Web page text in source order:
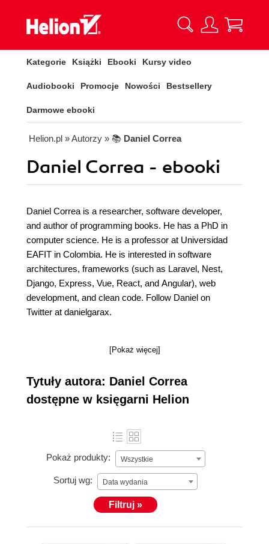
Kategorie Książki Ebooki Kursy video
Audiobooki Promocje Nowości Bestsellery
Darmowe ebooki
Helion.pl » Autorzy » 📚 Daniel Correa
Daniel Correa - ebooki
Daniel Correa is a researcher, software developer,
and author of programming books. He has a PhD in
computer science. He is a professor at Universidad
EAFIT in Colombia. He is interested in software
architectures, frameworks (such as Laravel, Nest,
Django, Express, Vue, React, and Angular), web
development, and clean code. Follow Daniel on
Twitter at danielgarax.
[Pokaż więcej]
Tytuły autora: Daniel Correa
dostępne w księgarni Helion
Pokaż produkty: Wszystkie
Sortuj wg: Data wydania
Filtruj »